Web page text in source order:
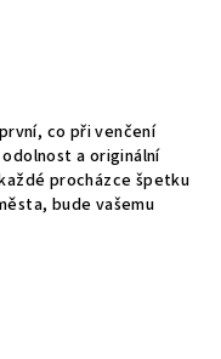
co při venčení
a originální
procházce špetku
bude vašemu